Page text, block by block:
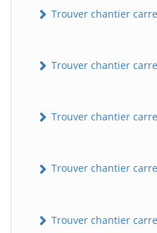
Trouver chantier
Trouver chantier
Trouver chantier
Trouver chantier
Trouver chantier